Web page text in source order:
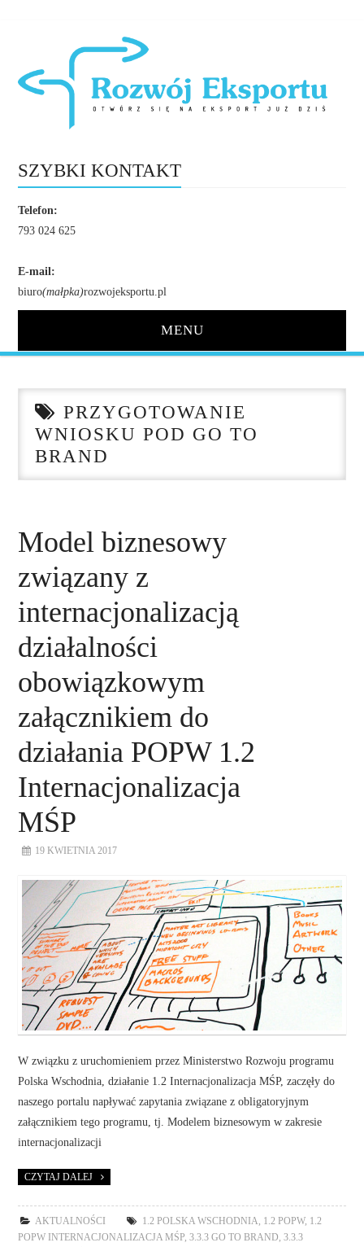
SZYBKI KONTAKT
Telefon:
793 024 625
E-mail:
biuro(małpka)rozwojeksportu.pl
MENU
O NAS
NASZE USŁUGI
PLAN ROZWOJU EKSPORTU
KONTAKT
PRZYGOTOWANIE
WNIOSKU POD GO TO
BRAND
Model biznesowy
związany z
internacjonalizacją
działalności
obowiązkowym
załącznikiem do
działania POPW 1.2
Internacjonalizacja
MŚP
19 KWIETNIA 2017
W związku z uruchomieniem przez Ministerstwo Rozwoju programu
Polska Wschodnia, działanie 1.2 Internacjonalizacja MŚP, zaczęły do
naszego portalu napływać zapytania związane z obligatoryjnym
załącznikiem tego programu, tj. Modelem biznesowym w zakresie
internacjonalizacji
CZYTAJ DALEJ
AKTUALNOŚCI 1.2 POLSKA WSCHODNIA 1.2 POPW, 1.2
POPW INTERNACJONALIZACJA MŚP ,3.3.3 GO TO BRAND ,3.3.3